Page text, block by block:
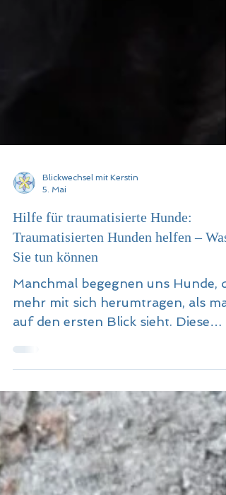
5. Mai
Traumatisierten Hunden helfen – Was
Sie tun können
mehr mit sich herumtragen, als
auf den ersten Blick sieht. Diese
kleinen Seelen haben oft schwere
Zeiten erlebt – Missbrauch,
Vernachlässigung oder andere
traumatische Erlebnisse. Und
hier beginnt unsere gemeinsame
Reise: Hilfe für traumatisierte